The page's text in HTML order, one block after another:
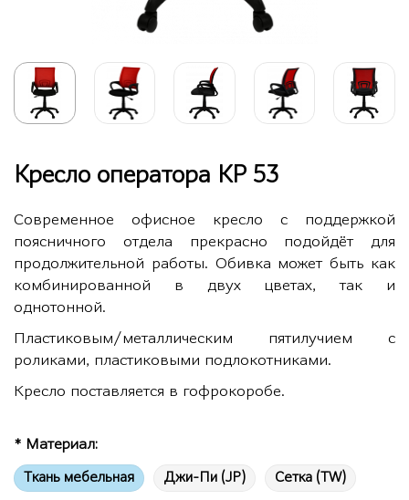
Кресло оператора КР 53
Современное офисное кресло с поддержкой
поясничного отдела прекрасно подойдёт для
продолжительной работы. Обивка может быть как
комбинированной в двух цветах, так и
однотонной.
Пластиковым/металлическим пятилучием с
роликами, пластиковыми подлокотниками.
Кресло поставляется в гофрокоробе.
* Материал:
Ткань мебельная Джи-Пи (JP) Сетка (TW)